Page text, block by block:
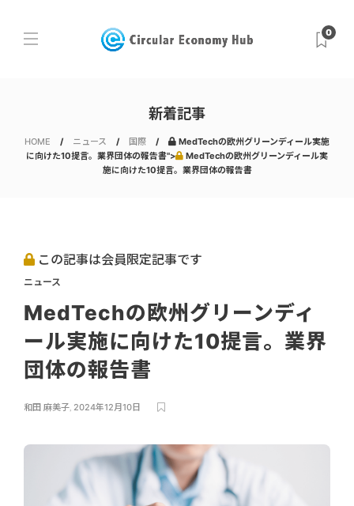
0
新着記事
HOME ニュース 国際
MedTechの欧州グリーンディール実施
に向けた10提言。業界団体の報告書">
MedTechの欧州グリーンディール実
施に向けた10提言。業界団体の報告書
この記事は会員限定記事です
ニュース
MedTechの欧州グリーンディ
ール実施に向けた10提言。業界
団体の報告書
和田 麻美子, 2024年12月10日